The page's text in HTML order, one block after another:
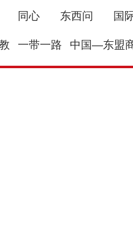
同心 东西问 国
一带一路 中国—东盟